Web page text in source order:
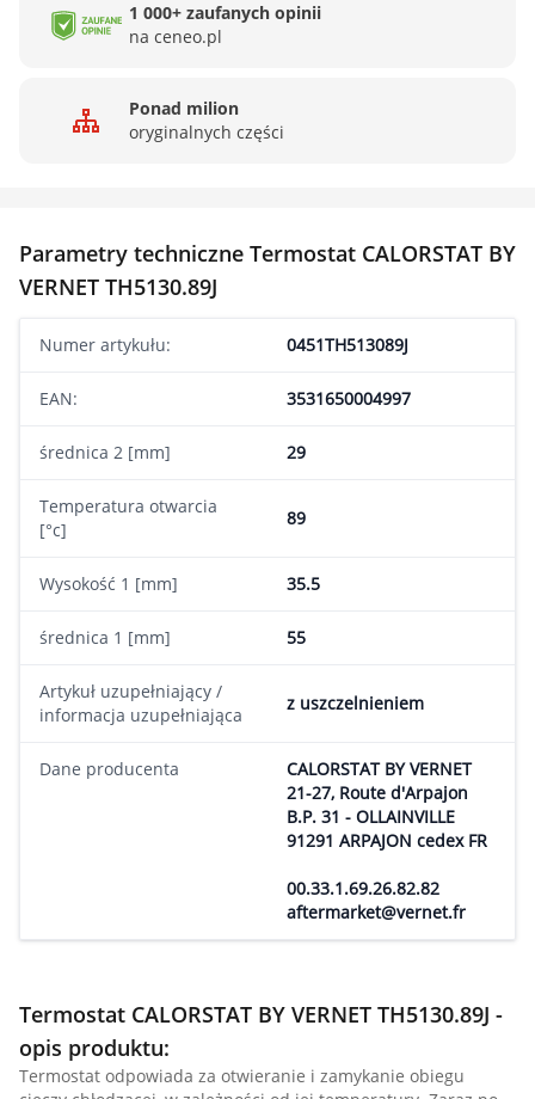
1 000+ zaufanych opinii
na ceneo.pl
Ponad milion
oryginalnych części
Parametry techniczne Termostat CALORSTAT BY
VERNET TH5130.89J
Numer artykułu: 0451TH513089J
EAN: 3531650004997
średnica 2 [mm] 29
Temperatura otwarcia
[°c]
89
Wysokość 1 [mm] 35.5
średnica 1 [mm] 55
Artykuł uzupełniający /
informacja uzupełniająca
z uszczelnieniem
Dane producenta
CALORSTAT BY VERNET
21-27, Route d'Arpajon
B.P. 31 - OLLAINVILLE
91291 ARPAJON cedex FR
00.33.1.69.26.82.82
aftermarket@vernet.fr
Termostat CALORSTAT BY VERNET TH5130.89J -
opis produktu:
Termostat odpowiada za otwieranie i zamykanie obiegu